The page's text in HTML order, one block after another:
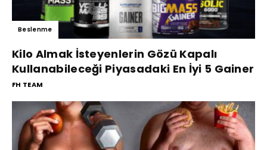
Beslenme
Kilo Almak İsteyenlerin Gözü Kapalı
Kullanabileceği Piyasadaki En İyi 5 Gainer
FH TEAM